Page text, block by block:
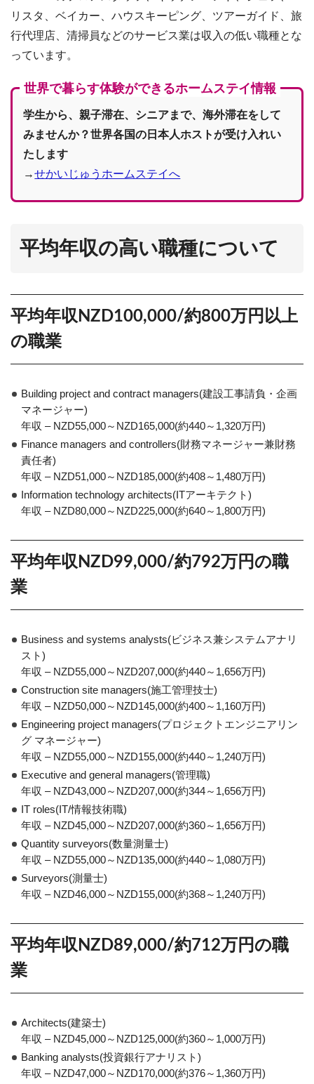
リスタ、ベイカー、ハウスキーピング、ツアーガイド、旅
行代理店、清掃員などのサービス業は収入の低い職種とな
っています。
世界で暮らす体験ができるホームステイ情報
学生から、親子滞在、シニアまで、海外滞在をして
みませんか？世界各国の日本人ホストが受け入れい
たします
→せかいじゅうホームステイへ
平均年収の高い職種について
平均年収NZD100,000/約800万円以上
の職業
Building project and contract managers(建設工事請負・企画
マネージャー)
年収 – NZD55,000～NZD165,000(約440～1,320万円)
Finance managers and controllers(財務マネージャー兼財務
責任者)
年収 – NZD51,000～NZD185,000(約408～1,480万円)
Information technology architects(ITアーキテクト)
年収 – NZD80,000～NZD225,000(約640～1,800万円)
平均年収NZD99,000/約792万円の職
業
Business and systems analysts(ビジネス兼システムアナリ
スト)
年収 – NZD55,000～NZD207,000(約440～1,656万円)
Construction site managers(施工管理技士)
年収 – NZD50,000～NZD145,000(約400～1,160万円)
Engineering project managers(プロジェクトエンジニアリン
グ マネージャー)
年収 – NZD55,000～NZD155,000(約440～1,240万円)
Executive and general managers(管理職)
年収 – NZD43,000～NZD207,000(約344～1,656万円)
IT roles(IT/情報技術職)
年収 – NZD45,000～NZD207,000(約360～1,656万円)
Quantity surveyors(数量測量士)
年収 – NZD55,000～NZD135,000(約440～1,080万円)
Surveyors(測量士)
年収 – NZD46,000～NZD155,000(約368～1,240万円)
平均年収NZD89,000/約712万円の職
業
Architects(建築士)
年収 – NZD45,000～NZD125,000(約360～1,000万円)
Banking analysts(投資銀行アナリスト)
年収 – NZD47,000～NZD170,000(約376～1,360万円)